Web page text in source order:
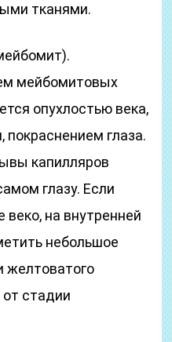
тканями.
мейбомитовых
опухлостью века,
глаза.
капилляров
глазу. Если
на внутренней
небольшое
желтоватого
от стадии